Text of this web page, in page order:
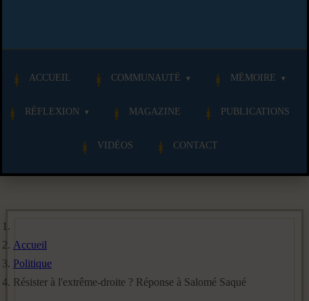
ACCUEIL COMMUNAUTÉ MÉMOIRE
RÉFLEXION MAGAZINE PUBLICATIONS
VIDÉOS CONTACT
Accueil
Politique
Résister à l'extrême-droite ? Réponse à Salomé Saqué